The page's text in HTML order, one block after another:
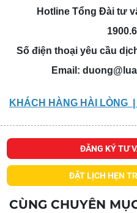
Hotline Tổng Đài tư
Số điện thoại yêu cầu
Email:
KHÁCH HÀNG HÀI LÒNG
ĐĂNG KÝ TƯ
ĐẶT LỊCH HẸN
CÙNG CHUYÊN